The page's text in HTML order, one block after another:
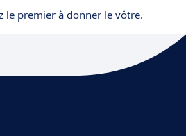
le premier à donner le vôtre.